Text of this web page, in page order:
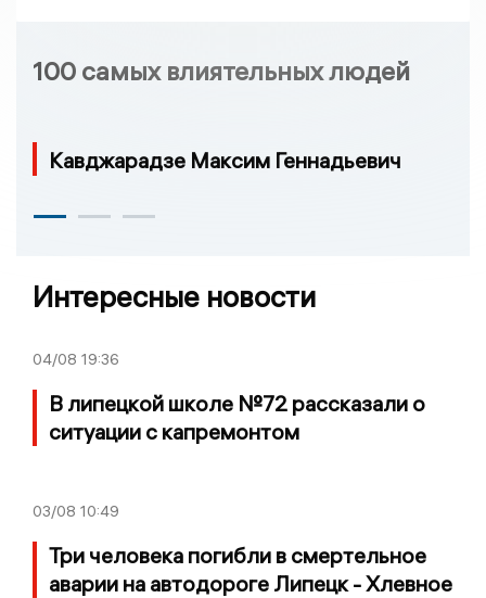
100 самых влиятельных людей
Кавджарадзе Максим Геннадьевич
Интересные новости
04/08 19:36
В липецкой школе №72 рассказали о
ситуации с капремонтом
03/08 10:49
Три человека погибли в смертельное
аварии на автодороге Липецк - Хлевное